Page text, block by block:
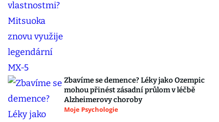
Zbavíme se demence? Léky jako Ozempic
mohou přinést zásadní průlom v léčbě
Alzheimerovy choroby
Moje Psychologie